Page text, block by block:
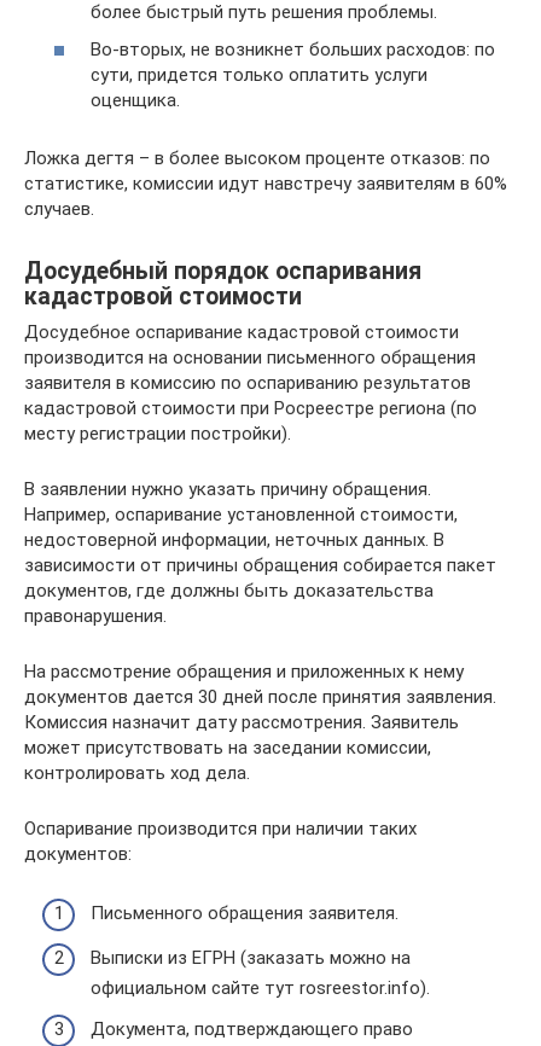
более быстрый путь решения проблемы.
Во-вторых, не возникнет больших расходов: по
сути, придется только оплатить услуги
оценщика.
Ложка дегтя – в более высоком проценте отказов: по
статистике, комиссии идут навстречу заявителям в 60%
случаев.
Досудебный порядок оспаривания
кадастровой стоимости
Досудебное оспаривание кадастровой стоимости
производится на основании письменного обращения
заявителя в комиссию по оспариванию результатов
кадастровой стоимости при Росреестре региона (по
месту регистрации постройки).
В заявлении нужно указать причину обращения.
Например, оспаривание установленной стоимости,
недостоверной информации, неточных данных. В
зависимости от причины обращения собирается пакет
документов, где должны быть доказательства
правонарушения.
На рассмотрение обращения и приложенных к нему
документов дается 30 дней после принятия заявления.
Комиссия назначит дату рассмотрения. Заявитель
может присутствовать на заседании комиссии,
контролировать ход дела.
Оспаривание производится при наличии таких
документов:
Письменного обращения заявителя.
Выписки из ЕГРН (заказать можно на
официальном сайте тут rosreestor.info).
Документа, подтверждающего право